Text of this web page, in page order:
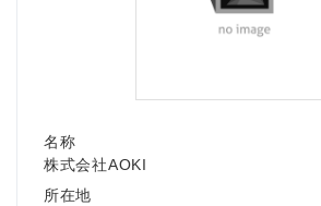
名称
株式会社AOKI
所在地